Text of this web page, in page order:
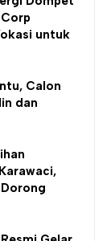
untuk
Calon
dan
Dorong